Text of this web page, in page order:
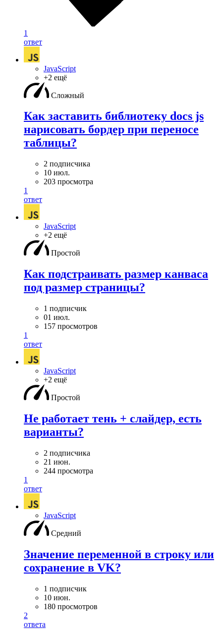
1
ответ
JavaScript
+2 ещё
Сложный
Как заставить библиотеку docs js
нарисовать бордер при переносе
таблицы?
2 подписчика
10 июл.
203 просмотра
1
ответ
JavaScript
+2 ещё
Простой
Как подстраивать размер канваса
под размер страницы?
1 подписчик
01 июл.
157 просмотров
1
ответ
JavaScript
+2 ещё
Простой
Не работает тень + слайдер, есть
варианты?
2 подписчика
21 июн.
244 просмотра
1
ответ
JavaScript
Средний
Значение переменной в строку или
сохранение в VK?
1 подписчик
10 июн.
180 просмотров
2
ответа